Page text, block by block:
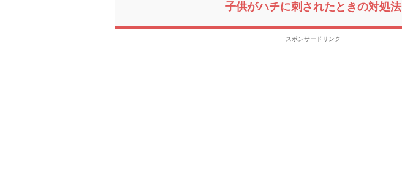
子供がハチに刺されたときの対処法
スポンサードリンク